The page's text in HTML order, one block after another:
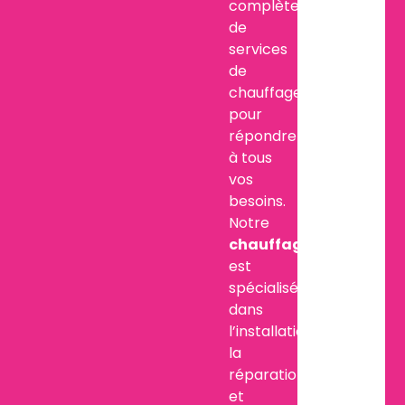
complète
de
services
de
chauffage
pour
répondre
à tous
vos
besoins.
Notre
chauffagiste
est
spécialisé
dans
l’installation,
la
réparation
et